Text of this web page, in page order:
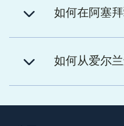
如何在阿塞
如何从爱尔